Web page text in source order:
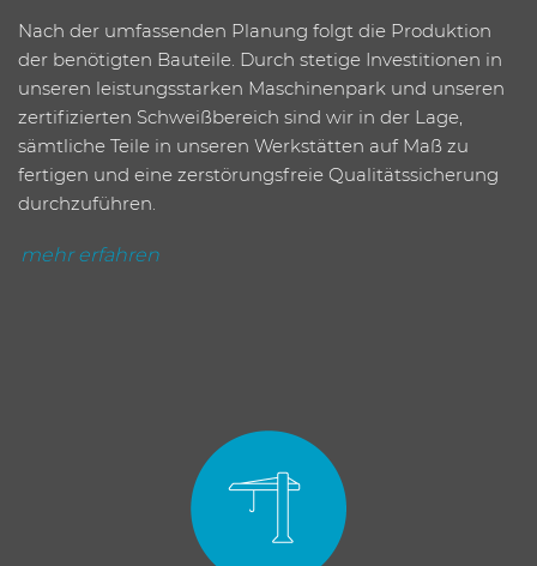
Nach der umfassenden Planung folgt die Produktion
der benötigten Bauteile. Durch stetige Investitionen in
unseren leistungsstarken Maschinenpark und unseren
zertifizierten Schweißbereich sind wir in der Lage,
sämtliche Teile in unseren Werkstätten auf Maß zu
fertigen und eine zerstörungsfreie Qualitätssicherung
durchzuführen.
mehr erfahren